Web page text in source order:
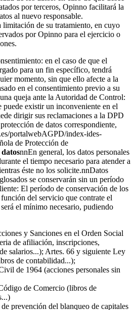
por terceros, Opinno facilitará la
al nuevo responsable.
limitación de su tratamiento, en cuyo
por Opinno para el ejercicio o
en el caso de que el
para un fin específico, tendrá
momento, sin que ello afecte a la
en el consentimiento previo a su
queja ante la Autoridad de Control:
puede existir un inconveniente en el
dirigir sus reclamaciones a la DPD
de datos correspondiente,
portalwebAGPD/index-ides-
de Protección de
nnEn general, los datos personales
el tiempo necesario para atender a
éste no los solicite.nnDatos
se conservarán sin un período
El período de conservación de los
del servicio que contrate el
el mínimo necesario, pudiendo
y Sanciones en el Orden Social
de afiliación, inscripciones,
salarios...); Artes. 66 y siguiente Ley
de contabilidad...);
de 1964 (acciones personales sin
de Comercio (libros de
prevención del blanqueo de capitales